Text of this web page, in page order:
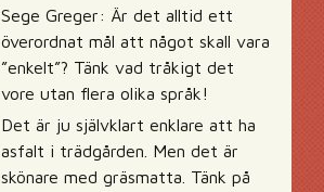
Sege Greger: Är det alltid ett
överordnat mål att något skall vara
”enkelt”? Tänk vad tråkigt det
vore utan flera olika språk!
Det är ju självklart enklare att ha
asfalt i trädgården. Men det är
skönare med gräsmatta. Tänk på